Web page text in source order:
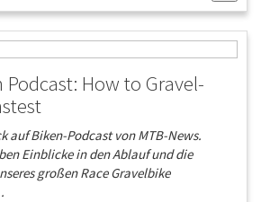
Podcast: How to Gravel-
auf Biken-Podcast von MTB-News.
Einblicke in den Ablauf und die
großen Race Gravelbike